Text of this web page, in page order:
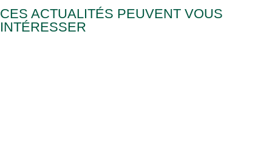
CES ACTUALITÉS PEUVENT VOUS
INTÉRESSER